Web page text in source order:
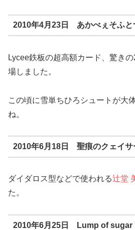
2010年4月23日 あかべぇそふ
Lycee鉄板の超高額カード、驚き
場しました。
この頃に雪単ちひろシュートが大
ね。
2010年6月18日 聖痕のクェイ
ダイダロス型などで使われる辻堂
た。
2010年6月25日 Lump of sugar